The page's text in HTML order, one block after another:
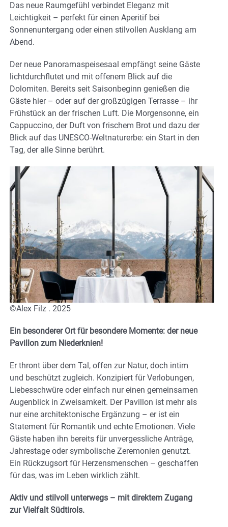
Das neue Raumgefühl verbindet Eleganz mit
Leichtigkeit – perfekt für einen Aperitif bei
Sonnenuntergang oder einen stilvollen Ausklang am
Abend.
Der neue Panoramaspeisesaal empfängt seine Gäste
lichtdurchflutet und mit offenem Blick auf die
Dolomiten. Bereits seit Saisonbeginn genießen die
Gäste hier – oder auf der großzügigen Terrasse – ihr
Frühstück an der frischen Luft. Die Morgensonne, ein
Cappuccino, der Duft von frischem Brot und dazu der
Blick auf das UNESCO-Weltnaturerbe: ein Start in den
Tag, der alle Sinne berührt.
©Alex Filz . 2025
Ein besonderer Ort für besondere Momente: der neue
Pavillon zum Niederknien!
Er thront über dem Tal, offen zur Natur, doch intim
und beschützt zugleich. Konzipiert für Verlobungen,
Liebesschwüre oder einfach nur einen gemeinsamen
Augenblick in Zweisamkeit. Der Pavillon ist mehr als
nur eine architektonische Ergänzung – er ist ein
Statement für Romantik und echte Emotionen. Viele
Gäste haben ihn bereits für unvergessliche Anträge,
Jahrestage oder symbolische Zeremonien genutzt.
Ein Rückzugsort für Herzensmenschen – geschaffen
für das, was im Leben wirklich zählt.
Aktiv und stilvoll unterwegs – mit direktem Zugang
zur Vielfalt Südtirols.